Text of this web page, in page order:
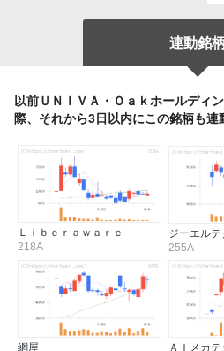
連動銘柄
以前ＵＮＩＶＡ・Ｏａｋホールディ
際、それから3日以内にこの銘柄も連
Ｌｉｂｅｒａｗａｒｅ
218A
ジーエル
255A
網屋 ＡＩメカテ